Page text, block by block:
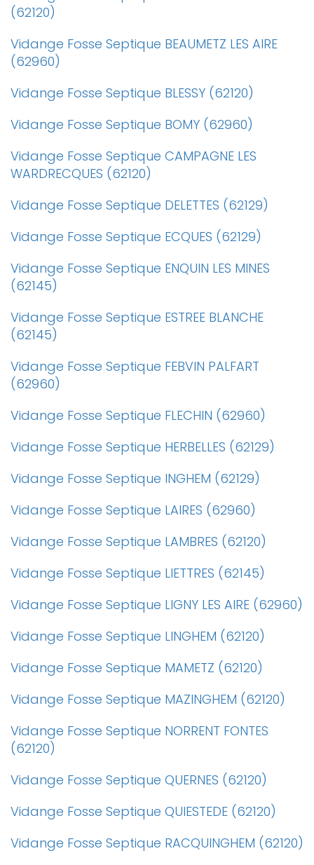
(62120)
Vidange Fosse Septique BEAUMETZ LES AIRE
(62960)
Vidange Fosse Septique BLESSY (62120)
Vidange Fosse Septique BOMY (62960)
Vidange Fosse Septique CAMPAGNE LES
WARDRECQUES (62120)
Vidange Fosse Septique DELETTES (62129)
Vidange Fosse Septique ECQUES (62129)
Vidange Fosse Septique ENQUIN LES MINES
(62145)
Vidange Fosse Septique ESTREE BLANCHE
(62145)
Vidange Fosse Septique FEBVIN PALFART
(62960)
Vidange Fosse Septique FLECHIN (62960)
Vidange Fosse Septique HERBELLES (62129)
Vidange Fosse Septique INGHEM (62129)
Vidange Fosse Septique LAIRES (62960)
Vidange Fosse Septique LAMBRES (62120)
Vidange Fosse Septique LIETTRES (62145)
Vidange Fosse Septique LIGNY LES AIRE (62960)
Vidange Fosse Septique LINGHEM (62120)
Vidange Fosse Septique MAMETZ (62120)
Vidange Fosse Septique MAZINGHEM (62120)
Vidange Fosse Septique NORRENT FONTES
(62120)
Vidange Fosse Septique QUERNES (62120)
Vidange Fosse Septique QUIESTEDE (62120)
Vidange Fosse Septique RACQUINGHEM (62120)